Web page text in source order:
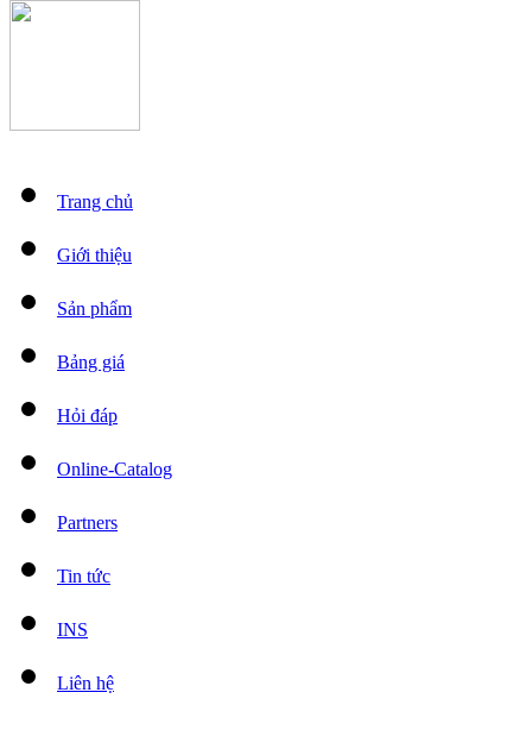
Trang chủ
Giới thiệu
Sản phẩm
Bảng giá
Hỏi đáp
Online-Catalog
Partners
Tin tức
INS
Liên hệ